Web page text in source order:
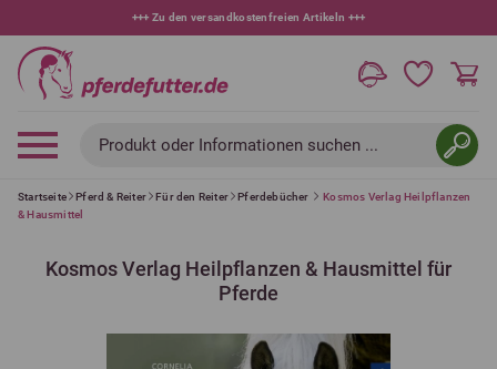
+++ 10 % bei Newsletteranmeldung+++
Produkt oder Informationen suchen ...
Startseite Pferd & Reiter Für den Reiter Pferdebücher
Kosmos Verlag Heilpflanzen
& Hausmittel
Kosmos Verlag Heilpflanzen & Hausmittel für
Pferde